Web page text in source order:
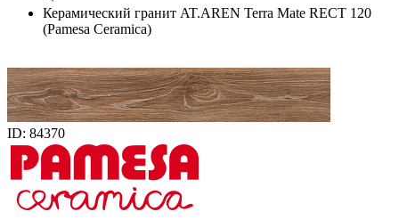
Керамический гранит AT.AREN Terra Mate RECT 120
(Pamesa Ceramica)
ID: 84370